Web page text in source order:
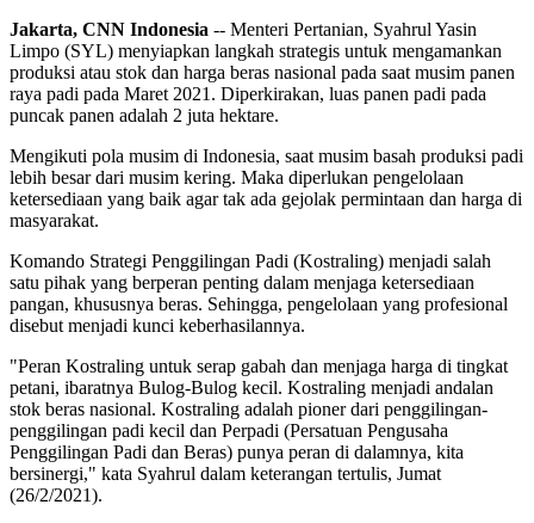
Jakarta, CNN Indonesia -- Menteri Pertanian, Syahrul Yasin
Limpo (SYL) menyiapkan langkah strategis untuk mengamankan
produksi atau stok dan harga beras nasional pada saat musim panen
raya padi pada Maret 2021. Diperkirakan, luas panen padi pada
puncak panen adalah 2 juta hektare.
Mengikuti pola musim di Indonesia, saat musim basah produksi padi
lebih besar dari musim kering. Maka diperlukan pengelolaan
ketersediaan yang baik agar tak ada gejolak permintaan dan harga di
masyarakat.
Komando Strategi Penggilingan Padi (Kostraling) menjadi salah
satu pihak yang berperan penting dalam menjaga ketersediaan
pangan, khususnya beras. Sehingga, pengelolaan yang profesional
disebut menjadi kunci keberhasilannya.
"Peran Kostraling untuk serap gabah dan menjaga harga di tingkat
petani, ibaratnya Bulog-Bulog kecil. Kostraling menjadi andalan
stok beras nasional. Kostraling adalah pioner dari penggilingan-
penggilingan padi kecil dan Perpadi (Persatuan Pengusaha
Penggilingan Padi dan Beras) punya peran di dalamnya, kita
bersinergi," kata Syahrul dalam keterangan tertulis, Jumat
(26/2/2021).